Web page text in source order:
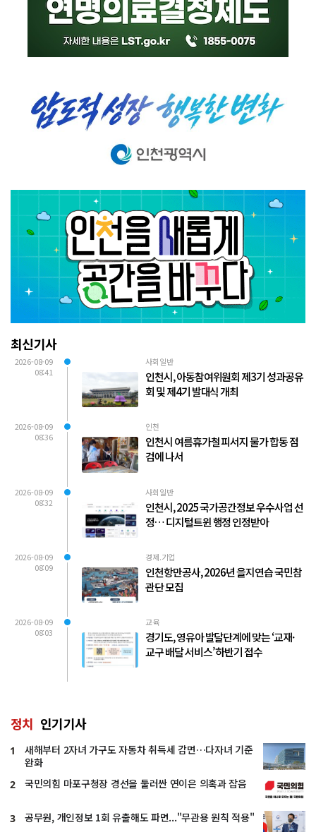
최신기사
2026-08-09
08:41
사회일반
인천시, 아동참여위원회 제3기 성과공유
회 및 제4기 발대식 개최
2026-08-09
08:36
인천
인천시 여름휴가철 피서지 물가 합동 점
검에 나서
2026-08-09
08:32
사회일반
인천시, 2025 국가공간정보 우수사업 선
정… 디지털트윈 행정 인정받아
2026-08-09
08:09
경제.기업
인천항만공사, 2026년 을지연습 국민참
관단 모집
2026-08-09
08:03
교육
경기도, 영유아 발달단계에 맞는 ‘교재·
교구 배달 서비스’ 하반기 접수
정치 인기기사
1
새해부터 2자녀 가구도 자동차 취득세 감면…다자녀 기준
완화
2 국민의힘 마포구청장 경선을 둘러싼 연이은 의혹과 잡음
3 공무원, 개인정보 1회 유출해도 파면..."무관용 원칙 적용"